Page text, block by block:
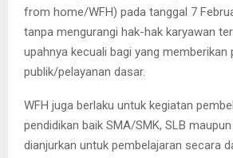
from home/WFH) pada tanggal 7
tanpa mengurangi hak-hak karyawan
upahnya kecuali bagi yang memberikan
publik/pelayanan dasar.
WFH juga berlaku untuk kegiatan
pendidikan baik SMA/SMK, SLB
dianjurkan untuk pembelajaran secara